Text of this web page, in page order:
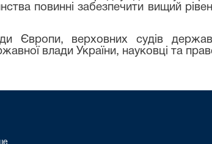
повинні забезпечити вищий
Європи, верховних судів
влади України, науковці та